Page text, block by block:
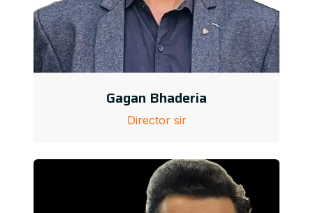
Gagan Bhaderia
Director sir